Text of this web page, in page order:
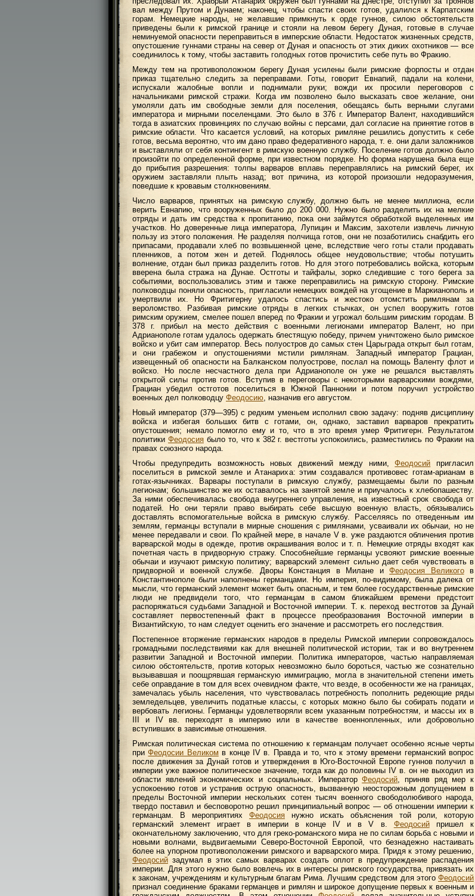
вал между Прутом и Дунаем; наконец, чтобы спасти своих готов, удалился к Карпатским
горам. Немецкие народы, не желавшие примкнуть к орде гуннов, силою обстоятельств
приведены были к римской границе и стояли на левом берегу Дуная, готовые в случае
неминуемой опасности переправиться в имперские области. Недостаток жизненных средств,
опустошение гуннами страны на север от Дуная и опасность от этих диких охотников — все
соединилось к тому, чтобы заставить голодных готов прочистить себе путь во Фракию.
Между тем на противоположном берегу Дуная усилены были римские форпосты и отдан
приказ тщательно следить за переправами. Готы, говорит Евнапий, падали на колени,
испускали жалобные вопли и поднимали руки; вожди их просили переговоров с
начальниками римской стражи. Когда им позволено было высказать свое желание, они
умоляли дать им свободные земли для поселения, обещаясь быть верными слугами
императора и мирными поселенцами. Это было в 376 г. Император Валент, находившийся
тогда в азиатских провинциях по случаю войны с персами, дал согласие на принятие готов в
римские области. Что касается условий, на которых римляне решились допустить к себе
готов, весьма вероятно, что им дано право федеративного народа, т. е. они дали заложников
и выставляли от себя контингент в римскую военную службу. Поселение готов должно было
произойти по определенной форме, при известном порядке. Но форма нарушена была еще
до прибытия разрешения: толпы варваров вплавь переправлялись на римский берег, их
оружием заставляли плыть назад; вот причина, из которой произошли недоразумения,
поведшие к кровавым столкновениям.
Число варваров, принятых на римскую службу, должно быть не менее миллиона, если
верить Евнапию, что вооруженных было до 200 000. Нужно было разделить их на мелкие
отряды и дать им средства к пропитанию, пока они займутся обработкой выделенных им
участков. Но доверенные лица императора, Лупицин и Максим, захотели извлечь личную
пользу из этого положения. Не разделяя полчища готов, они не позаботились снабдить его
припасами, продавали хлеб по возвышенной цене, вследствие чего готы стали продавать
пленников, а потом жен и детей. Поднялось общее неудовольствие; чтобы потушить
волнение, отдан был приказ разделить готов. Но для этого потребовались войска, которым
вверена была стража на Дунае. Остготы и тайфалы, зорко следившие с того берега за
событиями, воспользовались этим и также переправились на римскую сторону. Римские
полководцы поняли опасность, пригласили немецких вождей на угощение в Маркианополь и
умертвили их. Но Фритигерну удалось спастись и жестоко отомстить римлянам за
вероломство. Разбивая римские отряды в легких стычках, он успел вооружить готов
римским оружием, смелее пошел вперед по Фракии и угрожал большим римским городам. В
378 г. прибыл на место действия с военными легионами император Валент, но при
Адрианополе готам удалось одержать блестящую победу, причем уничтожено было римское
войско и убит сам император. Весь полуостров до самых стен Царьграда открыт был готам,
и они грабежом и опустошениями мстили римлянам. Западный император Грациан,
извещенный об опасности на Балканском полуострове, послал на помощь Валенту флот и
войско. Но после несчастного дела при Адрианополе он уже не решался выставлять
открытой силы против готов. Вступив в переговоры с некоторыми варварскими вождями,
Грациан убедил остготов поселиться в Южной Паннонии и потом поручил устройство
военных дел полководцу Феодосию, назначив его августом.
Новый император (379—395) с редким уменьем исполнил свою задачу: подняв дисциплину
войска и избегая больших битв с готами, он, однако, заставил варваров прекратить
опустошения; немало помогло ему и то, что в это время умер Фритигерн. Результатом
политики Феодосиябыло то, что к 382 г. вестготы успокоились, разместились по Фракии на
правах союзного народа.
Чтобы предупредить возможность новых движений между ними,Феодосий пригласил
поселиться в римской земле и Атанариха: этим создавался противовес готам-арианам в
готах-язычниках. Варвары поступали в римскую службу, размещаемы были по разным
легионам; большинство же их оставалось на занятой земле и приучалось к хлебопашеству.
За ними обеспечивалась свобода внугреннего управления, на известный срок свобода от
податей. Но они теряли право выбирать себе высшую военную власть, обязывались
доставлять вспомогательные войска в римскую службу. Расселяясь по отведенным им
землям, германцы вступали в мирные сношения с римлянами, усваивали их обычаи, но не
менее передавали и свои. По крайней мере, в начале V в. уже раздаются обличения против
варварской моды в одежде, против окрашивания волос и т. п. Немецкие отряды входят как
почетная часть в придворную стражу. Способнейшие германцы усвояют римские военные
обычаи и изучают римскую политику; варварский элемент сильно дает себя чувствовать в
придворной и военной службе. Дворы Констанция в Милане иФеодосия Великогов
Константинополе были наполнены германцами. Но империя, по-видимому, была далека от
мысли, что германский элемент может быть опасным, и тем более государственные римские
люди не предвидели того, что германцам в самом ближайшем времени предстоит
распоряжаться судьбами Западной и Восточной империи. Т. к. переход вестготов за Дунай
составляет первостепенный факт в процессе преобразования Восточной империи в
Византийскую, то нам следует оценить его значение и рассмотреть его последствия.
Постепенное вторжение германских народов в пределы Римской империи сопровождалось
громадными последствиями как для внешней политической истории, так и во внутреннем
развитии Западной и Восточной империи. Политика императоров, частью направляемая
силою обстоятельств, против которых невозможно было бороться, частью же сознательно
вызывавшая и поощрявшая германскую иммиграцию, могла в значительной степени иметь
себе оправдание в том для всех очевидном факте, что везде, в особенности же на границах,
замечалась убыль населения, что чувствовалась потребность пополнить редеющие ряды
земледельцев, увеличить податные классы, с которых можно было бы собирать подати и
вербовать легионы. Германцы удовлетворяли всем указанным потребностям, и массы их в
III и IV вв. переходят в империю или в качестве военнопленных, или добровольно
вступивших в зависимые отношения.
Римская политическая система по отношению к германцам получает особенно ясные черты
приФеодосии Великом в конце IV в. Правда и то, что к этому времени германский вопрос
после движения за Дунай готов и утверждения в Юго-Восточной Европе гуннов получил в
империи уже важное политическое значение, тогда как до половины IV в. он не выходил из
области явлений экономических и социальных. ИмператорФеодосий, приняв ряд мер к
успокоению готов и устранив острую опасность, вызванную неосторожным допущением в
пределы Восточной империи нескольких сотен тысяч военного свободолюбивого народа,
твердо поставил и бесповоротно решил принципиальный вопрос — об отношении империи к
германцам. В мероприятиях Феодосия нужно искать объяснения той роли, которую
германский элемент играет в империи в конце IV и в V в. Феодосийпришел к
окончательному заключению, что для греко-романского мира не по силам борьба с новыми и
новыми волнами, выдвигаемыми Северо-Восточной Европой, что безнадежно настаивать
более на упорном противоположении римского и варварского мира. Придя к этому решению,
Феодосий задумал в этих самых варварах создать оплот в предупреждение распадения
империи. Для этого нужно было вовлечь их в интересы римского государства, привязать их
к законам, учреждениям и культурным благам Рима. Лучшим средством для этого Феодосий
признал соединение браками германцев и римлян и широкое допущение первых к военным и